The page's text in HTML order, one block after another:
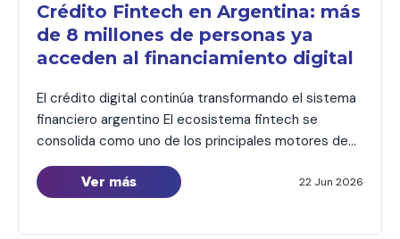
Crédito Fintech en Argentina: más
de 8 millones de personas ya
acceden al financiamiento digital
El crédito digital continúa transformando el sistema
financiero argentino El ecosistema fintech se
consolida como uno de los principales motores de
inclusión financiera en Argentina. Según la quinta
edición del Informe de Crédito Fintech elaborado por
Ver más 22 Jun 2026